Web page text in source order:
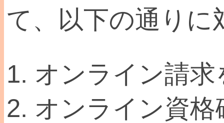
て、以下の通りに
1. オンライン請
2. オンライン資